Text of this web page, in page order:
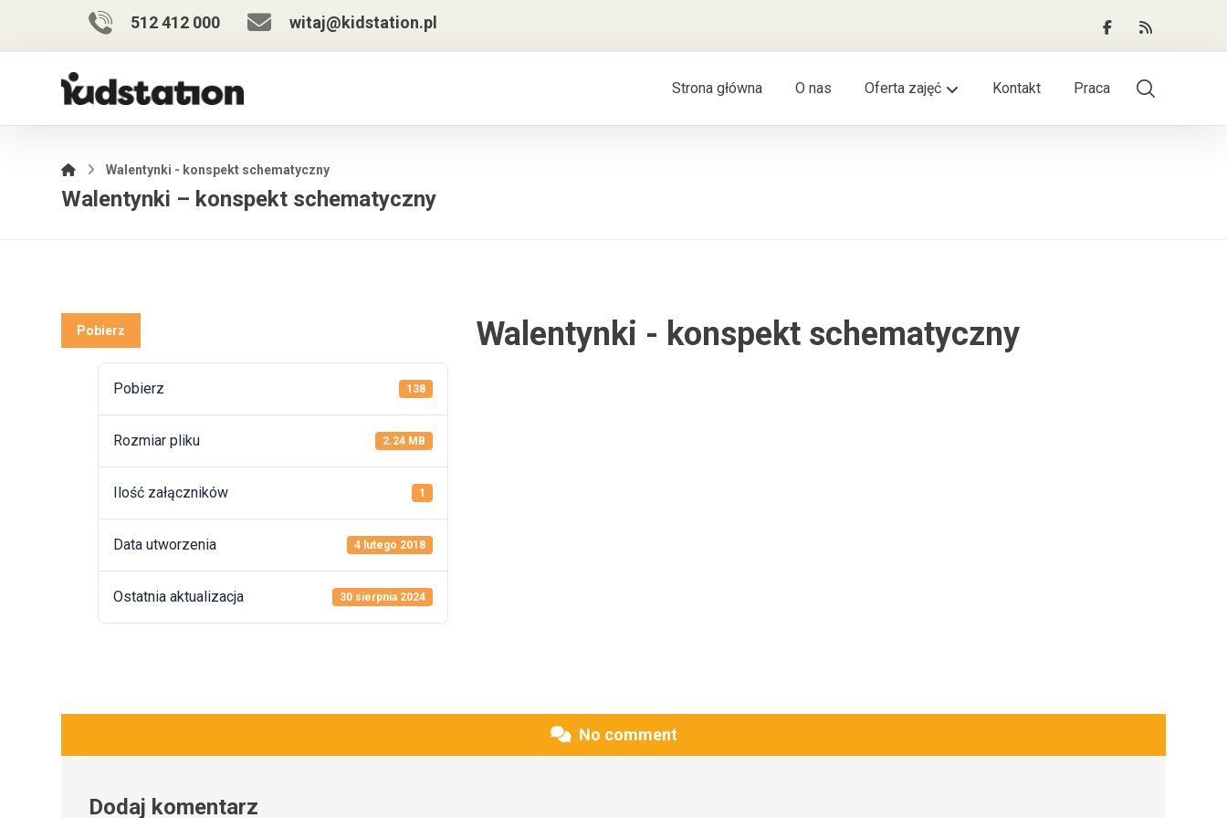
512 412 000 witaj@kidstation.pl
Strona główna O nas Oferta zajęć Kontakt Praca
Walentynki - konspekt schematyczny
Walentynki – konspekt schematyczny
Pobierz
Pobierz 138
Rozmiar pliku 2.24 MB
Ilość załączników 1
Data utworzenia 4 lutego 2018
Ostatnia aktualizacja 30 sierpnia 2024
Walentynki - konspekt schematyczny
No comment
Dodaj komentarz